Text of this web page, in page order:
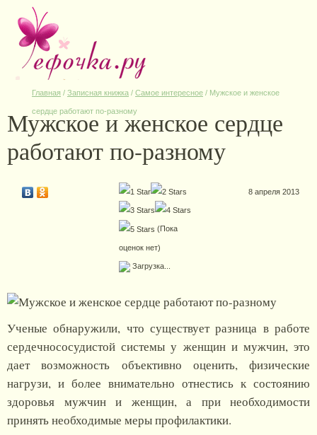
Главная / Записная книжка / Самое интересное / Мужское и женское
сердце работают по-разному
Мужское и женское сердце
работают по-разному
(Пока
оценок нет)
Загрузка...
8 апреля 2013
Ученые обнаружили, что существует разница в работе
сердечнососудистой системы у женщин и мужчин, это
дает возможность объективно оценить, физические
нагрузи, и более внимательно отнестись к состоянию
здоровья мужчин и женщин, а при необходимости
принять необходимые меры профилактики.